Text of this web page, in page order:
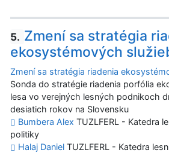
5. Zmení sa stratégia
ekosystémových
Zmení sa stratégia riadenia
Sonda do stratégie riadenia porfólia
lesa vo verejných lesných podnikoch
desiatich rokov na Slovensku
Bumbera Alex TUZLFERL - Katedra
politiky
Halaj Daniel TUZLFERL - Katedra